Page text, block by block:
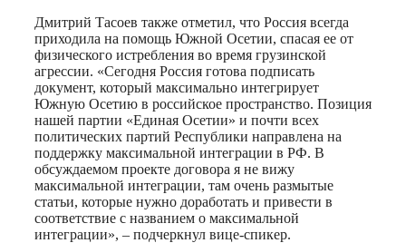
Дмитрий Тасоев также отметил, что Россия всегда
приходила на помощь Южной Осетии, спасая ее от
физического истребления во время грузинской
агрессии. «Сегодня Россия готова подписать
документ, который максимально интегрирует
Южную Осетию в российское пространство. Позиция
нашей партии «Единая Осетии» и почти всех
политических партий Республики направлена на
поддержку максимальной интеграции в РФ. В
обсуждаемом проекте договора я не вижу
максимальной интеграции, там очень размытые
статьи, которые нужно доработать и привести в
соответствие с названием о максимальной
интеграции», – подчеркнул вице-спикер.